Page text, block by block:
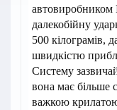
автовиробником
далекобійну
500 кілограмів,
швидкістю
Систему
вона має більше
важкою